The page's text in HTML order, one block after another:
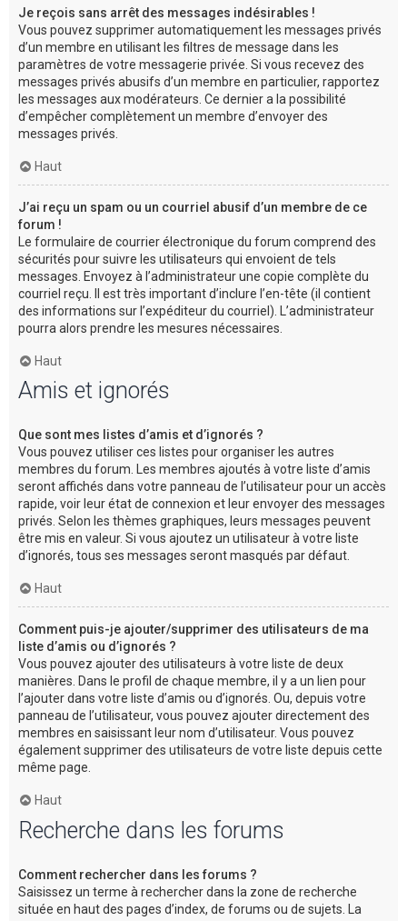
Je reçois sans arrêt des messages indésirables !
Vous pouvez supprimer automatiquement les messages privés
d’un membre en utilisant les filtres de message dans les
paramètres de votre messagerie privée. Si vous recevez des
messages privés abusifs d’un membre en particulier, rapportez
les messages aux modérateurs. Ce dernier a la possibilité
d’empêcher complètement un membre d’envoyer des
messages privés.
Haut
J’ai reçu un spam ou un courriel abusif d’un membre de ce
forum !
Le formulaire de courrier électronique du forum comprend des
sécurités pour suivre les utilisateurs qui envoient de tels
messages. Envoyez à l’administrateur une copie complète du
courriel reçu. Il est très important d’inclure l’en-tête (il contient
des informations sur l’expéditeur du courriel). L’administrateur
pourra alors prendre les mesures nécessaires.
Haut
Amis et ignorés
Que sont mes listes d’amis et d’ignorés ?
Vous pouvez utiliser ces listes pour organiser les autres
membres du forum. Les membres ajoutés à votre liste d’amis
seront affichés dans votre panneau de l’utilisateur pour un accès
rapide, voir leur état de connexion et leur envoyer des messages
privés. Selon les thèmes graphiques, leurs messages peuvent
être mis en valeur. Si vous ajoutez un utilisateur à votre liste
d’ignorés, tous ses messages seront masqués par défaut.
Haut
Comment puis-je ajouter/supprimer des utilisateurs de ma
liste d’amis ou d’ignorés ?
Vous pouvez ajouter des utilisateurs à votre liste de deux
manières. Dans le profil de chaque membre, il y a un lien pour
l’ajouter dans votre liste d’amis ou d’ignorés. Ou, depuis votre
panneau de l’utilisateur, vous pouvez ajouter directement des
membres en saisissant leur nom d’utilisateur. Vous pouvez
également supprimer des utilisateurs de votre liste depuis cette
même page.
Haut
Recherche dans les forums
Comment rechercher dans les forums ?
Saisissez un terme à rechercher dans la zone de recherche
située en haut des pages d’index, de forums ou de sujets. La